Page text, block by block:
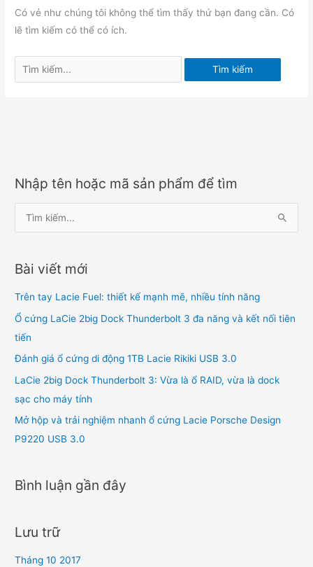
Có vẻ như chúng tôi không thể tìm thấy thứ bạn đang cần. Có
lẽ tìm kiếm có thể có ích.
Tìm
kiếm:
Nhập tên hoặc mã sản phẩm để tìm
ì
k
m
:
Bài viết mới
Trên tay Lacie Fuel: thiết kế mạnh mẽ, nhiều tính năng
Ổ cứng LaCie 2big Dock Thunderbolt 3 đa năng và kết nối tiên
tiến
Đánh giá ổ cứng di động 1TB Lacie Rikiki USB 3.0
LaCie 2big Dock Thunderbolt 3: Vừa là ổ RAID, vừa là dock
sạc cho máy tính
Mở hộp và trải nghiệm nhanh ổ cứng Lacie Porsche Design
P9220 USB 3.0
Bình luận gần đây
Lưu trữ
Tháng 10 2017